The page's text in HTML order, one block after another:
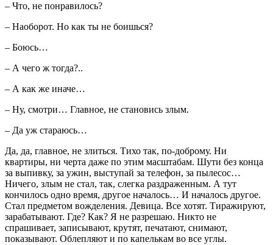
– Что, не понравилось?
– Наоборот. Но как ты не боишься?
– Боюсь…
– А чего ж тогда?..
– А как же иначе…
– Ну, смотри… Главное, не становись злым.
– Да уж стараюсь…
Да, да, главное, не злиться. Тихо так, по-доброму. Ни
квартиры, ни черта даже по этим масштабам. Шути без конца
за выпивку, за ужин, выступай за телефон, за пылесос…
Ничего, злым не стал, так, слегка раздраженным. А тут
кончилось одно время, другое началось… И началось другое.
Стал предметом вожделения. Девица. Все хотят. Тиражируют,
зарабатывают. Где? Как? Я не разрешаю. Никто не
спрашивает, записывают, крутят, печатают, снимают,
показывают. Облепляют и по капелькам во все углы.